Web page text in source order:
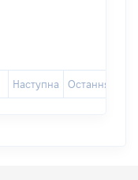
Наступна Остання